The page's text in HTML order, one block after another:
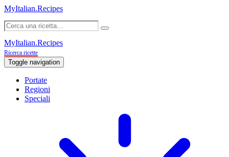
MyItalian.Recipes
MyItalian.Recipes
Ricerca ricette
Toggle navigation
Portate
Regioni
Speciali